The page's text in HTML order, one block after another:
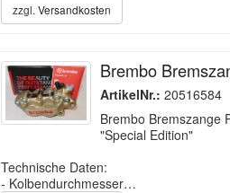
zzgl. Versandkosten
Brembo
ArtikelNr.: 20516584
Brembo Bremszange
"Special Edition"
Technische Daten:
- Kolbendurchmesser…